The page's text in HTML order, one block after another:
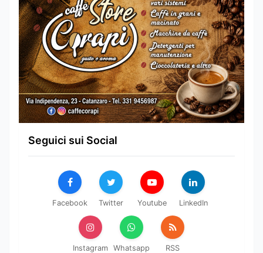
Seguici sui Social
Facebook Twitter Youtube LinkedIn
Instagram Whatsapp RSS